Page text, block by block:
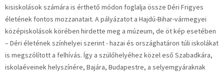
kisiskolások számára is érthető módon foglalja össze Déri Frigyes
életének fontos mozzanatait. A pályázatot a Hajdú-Bihar-vármegyei
középiskolások körében hirdette meg a múzeum, de öt kép esetében
– Déri életének színhelyei szerint - hazai és országhatáron túli iskolákat
is megszólított a felhívás. Így a szülőhelyéhez közel eső Szabadkára,
iskolaéveinek helyszínére, Bajára, Budapestre, a selyemgyáraknak